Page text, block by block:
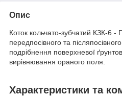
Опис
Коток кольчато-зубчатий КЗК-6 -
передпосівного та
подрібнення поверхневої
вирівнювання ораного поля.
Характеристики та